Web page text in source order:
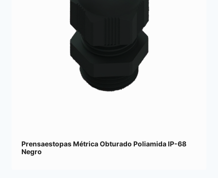
Prensaestopas Métrica Obturado Poliamida IP-68
Negro